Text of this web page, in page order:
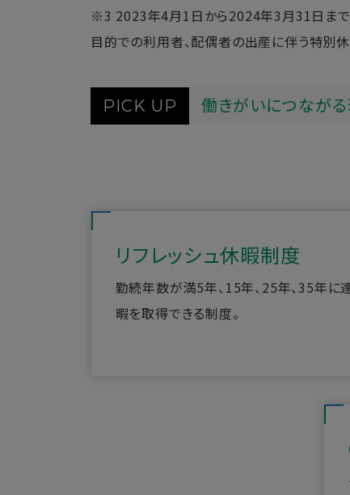
※3 2023年4月1日から2024年3月31日まで
目的での利用者、配偶者の出産に伴う特別
PICK UP 働きがいにつながる
リフレッシュ休暇制度
勤続年数が満5年、15年、25年、35年
暇を取得できる制度。